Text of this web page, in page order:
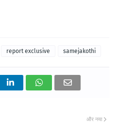
report exclusive samejakothi
और नया